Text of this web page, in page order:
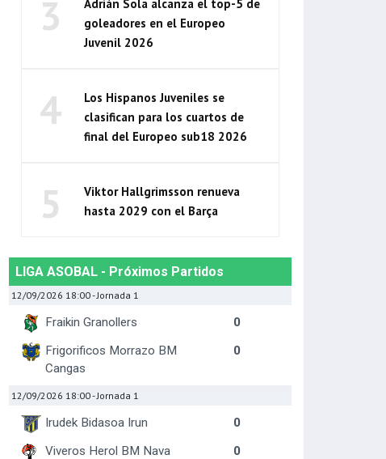
3
Adrián Sola alcanza el top-5 de
goleadores en el Europeo
Juvenil 2026
4
Los Hispanos Juveniles se
clasifican para los cuartos de
final del Europeo sub18 2026
5
Viktor Hallgrimsson renueva
hasta 2029 con el Barça
LIGA ASOBAL - Próximos Partidos
12/09/2026 18:00- Jornada 1
Fraikin Granollers
0
Frigorificos Morrazo BM
Cangas
0
12/09/2026 18:00- Jornada 1
Irudek Bidasoa Irun
0
Viveros Herol BM Nava
0